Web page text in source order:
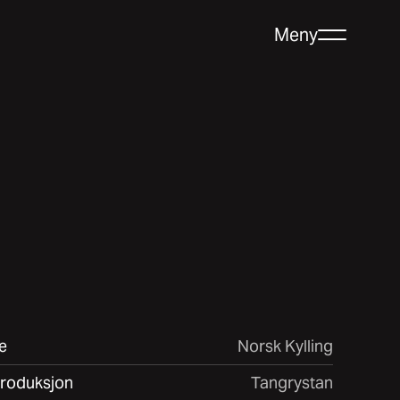
Meny
Lukk
Norsk Kylling
Tangrystan